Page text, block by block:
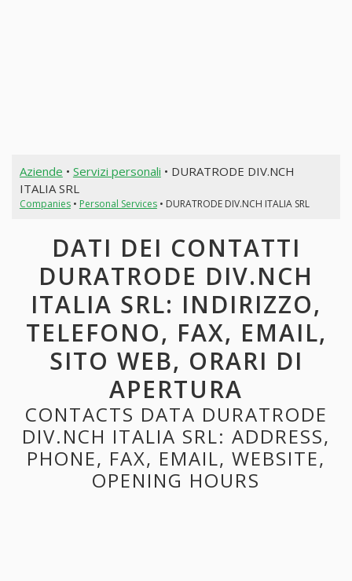
Aziende • Servizi personali • DURATRODE DIV.NCH
ITALIA SRL
Companies• Personal Services• DURATRODE DIV.NCH ITALIA SRL
DATI DEI CONTATTI
DURATRODE DIV.NCH
ITALIA SRL: INDIRIZZO,
TELEFONO, FAX, EMAIL,
SITO WEB, ORARI DI
APERTURA
CONTACTS DATA DURATRODE
DIV.NCH ITALIA SRL: ADDRESS,
PHONE, FAX, EMAIL, WEBSITE,
OPENING HOURS